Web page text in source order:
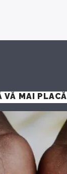
VĂ MAI PLACĂ